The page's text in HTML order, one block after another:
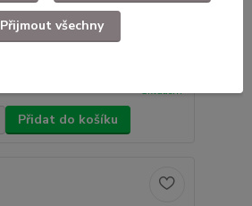
Skladem
Přidat do košíku
Přijmout všechny